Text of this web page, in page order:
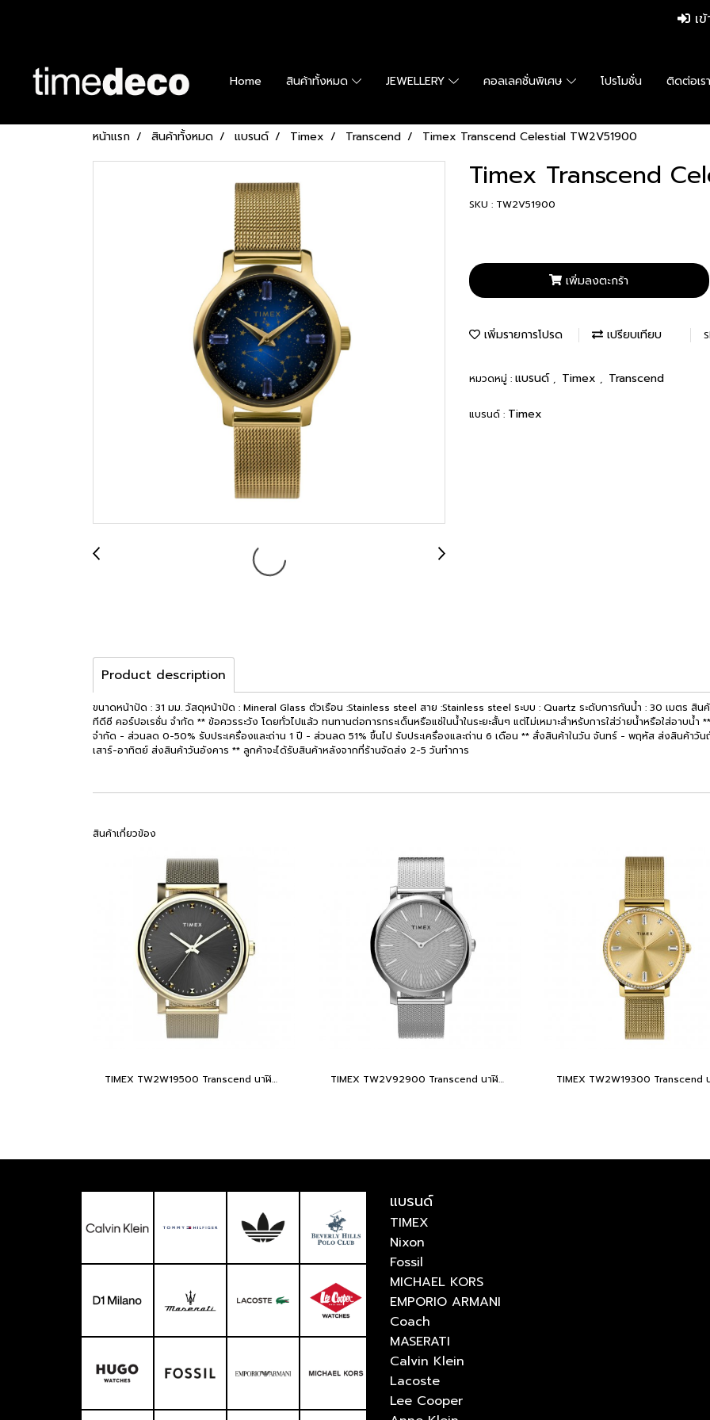
เ
Home สินค้าทั้งหมด JEWELLERY คอลเลคชั่นพิเศษ โปรโมชั่น ติดต่อเรา
หน้าแรก สินค้าทั้งหมด แบรนด์ Timex Transcend Timex Transcend Celestial TW2V51900
Timex Transcend
SKU : TW2V51900
เพิ่มลงตะกร้า
เพิ่มรายการโปรด เปรียบเทียบ
หมวดหมู่ : แบรนด์ , Timex , Transcend
แบรนด์ : Timex
Product description
ขนาดหน้าปัด : 31 มม. วัสดุหน้าปัด : Mineral Glass ตัวเรือน :Stainless steel สาย :Stainless steel ระบบ : Quartz ระดับการกันน้ำ : 30 เมตร สิ
ทีดีซี คอร์ปอเรชั่น จำกัด ** ข้อควรระวัง โดยทั่วไปแล้ว ทนทานต่อการกระเด็นหรือแช่ในน้ำในระยะสั้นๆ แต่ไม่เหมาะสำหรับการใส่ว่ายน้ำหรือใส่อาบน้
จำกัด - ส่วนลด 0-50% รับประเครื่องและถ่าน 1 ปี - ส่วนลด 51% ขึ้นไป รับประเครื่องและถ่าน 6 เดือน ** สั่งสินค้าในวัน จันทร์ - พฤหัส ส่งสินค้า
เสาร์-อาทิตย์ ส่งสินค้าวันอังคาร ** ลูกค้าจะได้รับสินค้าหลังจากที่ร้านจัดส่ง 2-5 วันทำการ
สินค้าเกี่ยวข้อง
TIMEX TW2W19500 Transcend นาฬิกาข้อมือผู้หญิง สายสแตนเลส สีทอง /ดำ หน้าปัด 38 มม. TIMEX TW2V92900 Transcend นาฬิกาข้อมือผู้หญิง สายสแตนเลส สีเงิน หน้าปัด 34 มม.
แบรนด์
TIMEX
Nixon
Fossil
MICHAEL KORS
EMPORIO ARMANI
Coach
MASERATI
Calvin Klein
Lacoste
Lee Cooper